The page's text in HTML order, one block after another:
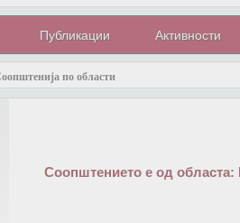
Публикации Активности
по области
Соопштението е од областа: